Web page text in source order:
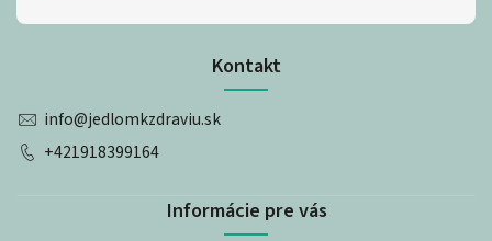
Kontakt
info@jedlomkzdraviu.sk
+421918399164
Informácie pre vás